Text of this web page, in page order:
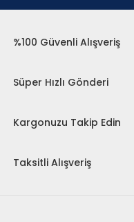
%100 Güvenli Alışveriş
Süper Hızlı Gönderi
Kargonuzu Takip Edin
Taksitli Alışveriş